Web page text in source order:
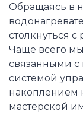
Обращаясь в
столкнуться
Чаще всего
связанными с
системой
накоплением
мастерской